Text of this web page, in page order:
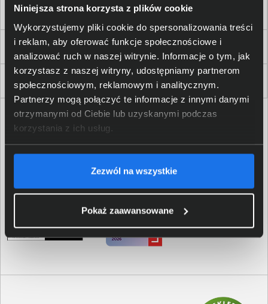
Niniejsza strona korzysta z plików cookie
Wykorzystujemy pliki cookie do spersonalizowania treści
i reklam, aby oferować funkcje społecznościowe i
analizować ruch w naszej witrynie. Informacje o tym, jak
korzystasz z naszej witryny, udostępniamy partnerom
społecznościowym, reklamowym i analitycznym.
Partnerzy mogą połączyć te informacje z innymi danymi
otrzymanymi od Ciebie lub uzyskanymi podczas
korzystania z ich usług.
Zezwól na wszystkie
Pokaż zaawansowane
Dla Firm i Instytucji
Zakupy
Delkom 2000